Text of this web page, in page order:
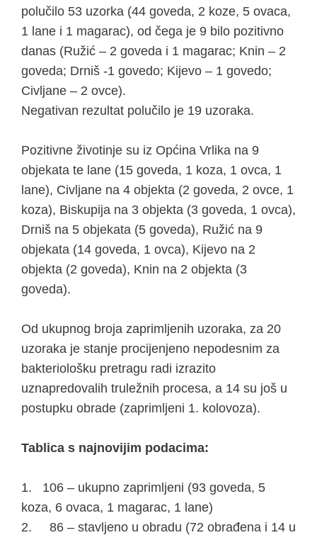
polučilo 53 uzorka (44 goveda, 2 koze, 5 ovaca,
1 lane i 1 magarac), od čega je 9 bilo pozitivno
danas (Ružić – 2 goveda i 1 magarac; Knin – 2
goveda; Drniš -1 govedo; Kijevo – 1 govedo;
Civljane – 2 ovce).
Negativan rezultat polučilo je 19 uzoraka.
Pozitivne životinje su iz Općina Vrlika na 9
objekata te lane (15 goveda, 1 koza, 1 ovca, 1
lane), Civljane na 4 objekta (2 goveda, 2 ovce, 1
koza), Biskupija na 3 objekta (3 goveda, 1 ovca),
Drniš na 5 objekata (5 goveda), Ružić na 9
objekata (14 goveda, 1 ovca), Kijevo na 2
objekta (2 goveda), Knin na 2 objekta (3
goveda).
Od ukupnog broja zaprimljenih uzoraka, za 20
uzoraka je stanje procijenjeno nepodesnim za
bakteriološku pretragu radi izrazito
uznapredovalih truležnih procesa, a 14 su još u
postupku obrade (zaprimljeni 1. kolovoza).
Tablica s najnovijim podacima:
1. 106 – ukupno zaprimljeni (93 goveda, 5
koza, 6 ovaca, 1 magarac, 1 lane)
2. 86 – ⁠stavljeno u obradu (72 obrađena i 14 u